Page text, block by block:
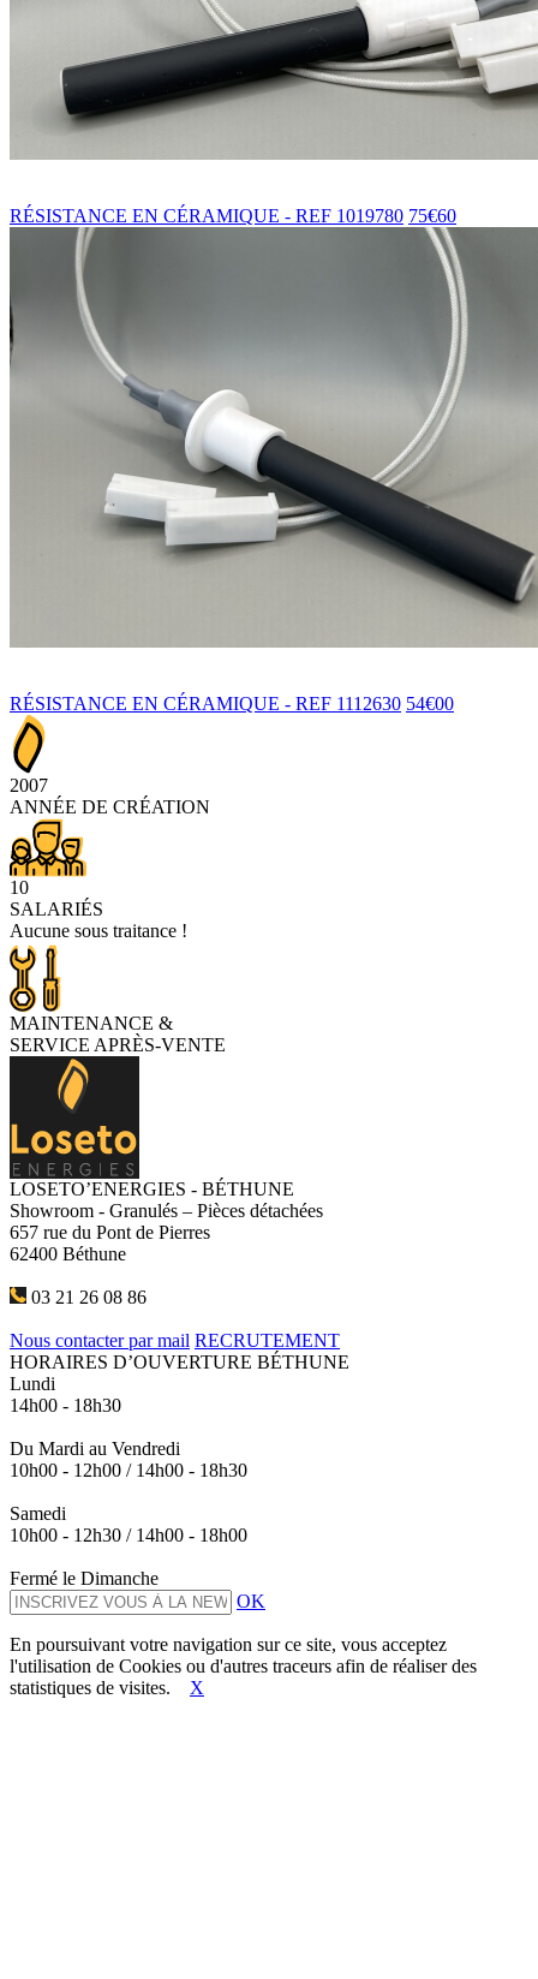
RÉSISTANCE EN CÉRAMIQUE - REF 1019780 75€60
RÉSISTANCE EN CÉRAMIQUE - REF 1112630 54€00
2007
ANNÉE DE CRÉATION
10
SALARIÉS
Aucune sous traitance !
MAINTENANCE &
SERVICE APRÈS-VENTE
LOSETO’ENERGIES - BÉTHUNE
Showroom - Granulés – Pièces détachées
657 rue du Pont de Pierres
62400 Béthune
03 21 26 08 86
Nous contacter par mail RECRUTEMENT
HORAIRES D’OUVERTURE BÉTHUNE
Lundi
14h00 - 18h30
Du Mardi au Vendredi
10h00 - 12h00 / 14h00 - 18h30
Samedi
10h00 - 12h30 / 14h00 - 18h00
Fermé le Dimanche
OK
En poursuivant votre navigation sur ce site, vous acceptez
l'utilisation de Cookies ou d'autres traceurs afin de réaliser des
statistiques de visites. X